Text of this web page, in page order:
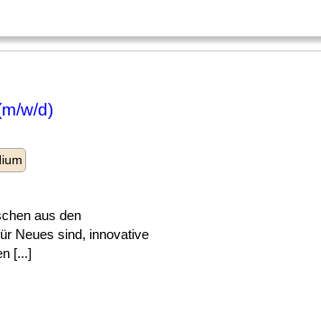
w/d)
aus den
Neues sind, innovative
[...]